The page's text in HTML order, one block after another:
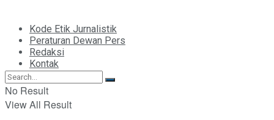
Kode Etik Jurnalistik
Peraturan Dewan Pers
Redaksi
Kontak
No Result
View All Result